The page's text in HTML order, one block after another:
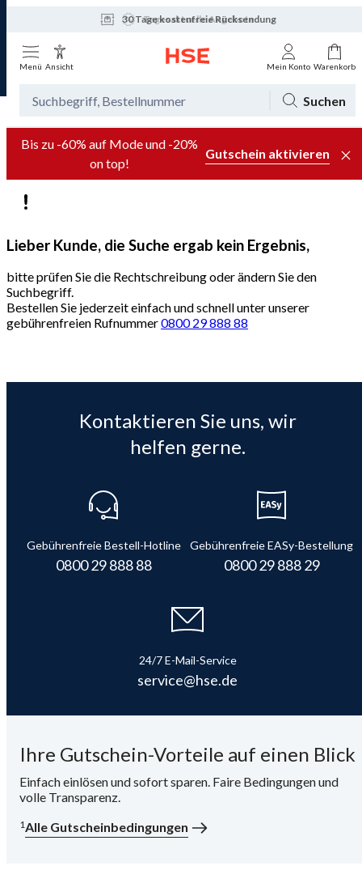
30 Tage kostenfreie Rücksendung
Tagesaktuelle Angebote
Menü Ansicht Mein Konto Warenkorb
Suchen
Bis zu -60% auf Mode und -20%
on top!
Gutschein aktivieren
Lieber Kunde, die Suche ergab kein Ergebnis,
bitte prüfen Sie die Rechtschreibung oder ändern Sie den
Suchbegriff.
Bestellen Sie jederzeit einfach und schnell unter unserer
gebührenfreien Rufnummer0800 29 888 88
Kontaktieren Sie uns, wir
helfen gerne.
Gebührenfreie Bestell-Hotline
0800 29 888 88
Gebührenfreie EASy-Bestellung
0800 29 888 29
24/7 E-Mail-Service
service@hse.de
Ihre Gutschein-Vorteile auf einen Blick
Einfach einlösen und sofort sparen. Faire Bedingungen und
volle Transparenz.
1Alle Gutscheinbedingungen